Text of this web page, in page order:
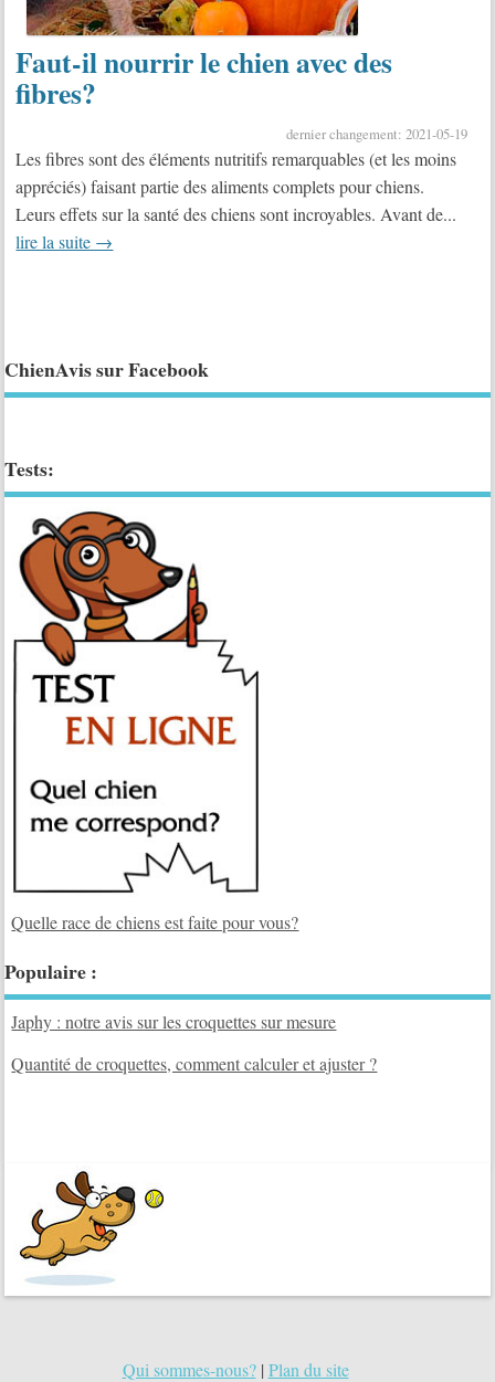
Faut-il nourrir le chien avec des
fibres?
dernier changement: 2021-05-19
Les fibres sont des éléments nutritifs remarquables (et les moins
appréciés) faisant partie des aliments complets pour chiens.
Leurs effets sur la santé des chiens sont incroyables. Avant de...
lire la suite →
ChienAvis sur Facebook
Tests:
Quelle race de chiens est faite pour vous?
Populaire :
Japhy : notre avis sur les croquettes sur mesure
Quantité de croquettes, comment calculer et ajuster ?
Qui sommes-nous?| Plan du site